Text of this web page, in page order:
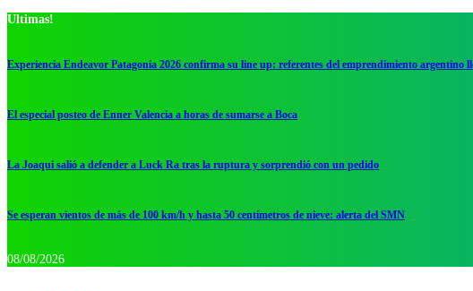
Ultimas!
Experiencia Endeavor Patagonia 2026 confirma su line up: referentes del emprendimiento argentino
El especial posteo de Enner Valencia a horas de sumarse a Boca
La Joaqui salió a defender a Luck Ra tras la ruptura y sorprendió con un pedido
Se esperan vientos de más de 100 km/h y hasta 50 centímetros de nieve: alerta del SMN
08/08/2026